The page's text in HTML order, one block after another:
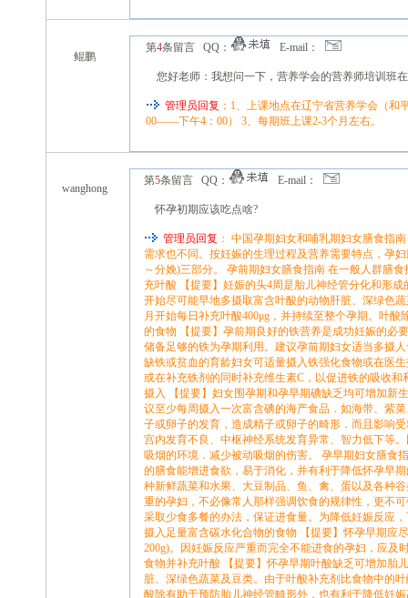
鲲鹏
第4条留言 QQ： E-mail：
您好老师：我想问一下，营养学会的营养师培训班
管理员回复 ：1、上课地点在辽宁省营养学会（
00——下午4：00） 3、每期班上课2-3个月左右。
wanghong
第5条留言 QQ： E-mail：
怀孕初期应该吃点啥?
管理员回复 ： 中国孕期妇女和哺乳期妇女膳食指
需求也不同。按妊娠的生理过程及营养需要特点，孕
～分娩)三部分。 孕前期妇女膳食指南 在一般人群膳
充叶酸 【提要】妊娠的头4周是胎儿神经管分化和形
开始尽可能早地多摄取富含叶酸的动物肝脏、深绿色
月开始每日补充叶酸400μg，并持续至整个孕期。叶
的食物 【提要】孕前期良好的铁营养是成功妊娠的必
储备足够的铁为孕期利用。建议孕前期妇女适当多摄
缺铁或贫血的育龄妇女可适量摄入铁强化食物或在医
或在补充铁剂的同时补充维生素C，以促进铁的吸收
摄入 【提要】妇女围孕期和孕早期碘缺乏均可增加新
议至少每周摄入一次富含碘的海产食品．如海带、紫
子或卵子的发育，造成精子或卵子的畸形．而且影响
宫内发育不良、中枢神经系统发育异常、智力低下等
吸烟的环境．减少被动吸烟的伤害。 孕早期妇女膳食
的膳食能增进食欲，易于消化，并有利于降低怀孕早
种新鲜蔬菜和水果、大豆制品、鱼、禽、蛋以及各种
重的孕妇，不必像常人那样强调饮食的规律性，更不
采取少食多餐的办法，保证进食量。为降低妊娠反应
摄入足量富含碳水化合物的食物 【提要】怀孕早期应
200g)。因妊娠反应严重而完全不能进食的孕妇，应
食物并补充叶酸 【提要】怀孕早期叶酸缺乏可增加胎
脏、深绿色蔬菜及豆类。由于叶酸补充剂比食物中的
酸除有助于预防胎儿神经管畸形外，也有利于降低妊